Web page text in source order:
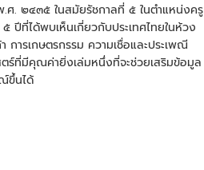
.ศ. ๒๔๓๕ ในสมัยรัชกาลที่ ๕ ในตำแหน่งครู
ปีที่ได้พบเห็นเกี่ยวกับประเทศไทยในห้วง
ารเกษตรกรรม ความเชื่อและประเพณี
ร์ที่มีคุณค่ายิ่งเล่มหนึ่งที่จะช่วยเสริมข้อมูล
ขึ้นได้